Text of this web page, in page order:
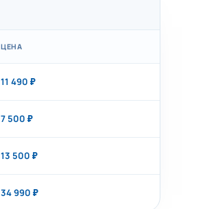
ЦЕНА
11 490 ₽
7 500 ₽
13 500 ₽
34 990 ₽